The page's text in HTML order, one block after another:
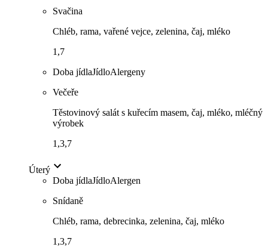
Svačina
Chléb, rama, vařené vejce, zelenina, čaj, mléko
1,7
Doba jídlaJídloAlergeny
Večeře
Těstovinový salát s kuřecím masem, čaj, mléko, mléčný
výrobek
1,3,7
Úterý
Doba jídlaJídloAlergen
Snídaně
Chléb, rama, debrecinka, zelenina, čaj, mléko
1,3,7